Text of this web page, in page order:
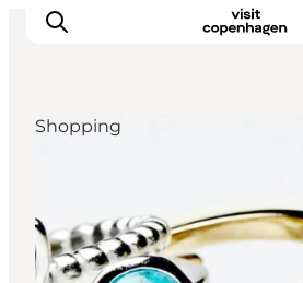
Mat och dryck
Planera din resa
Shopping